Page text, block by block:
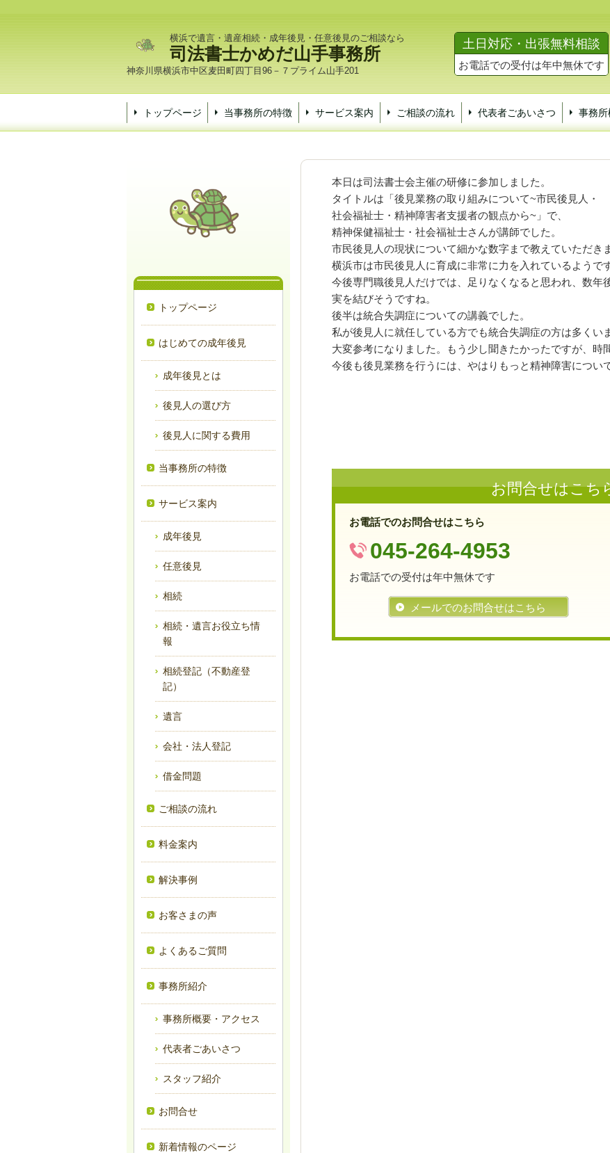
横浜で遺言・遺産相続・成年後見・任意後見のご相談なら
司法書士かめだ山手事務所
神奈川県横浜市中区麦田町四丁目96－７プライム山手201
土日対応・出張無料相談
お電話での受付は年中無休です
トップページ 当事務所の特徴 サービス案内 ご相談の流れ 代表者ごあいさつ 事務所
本日は司法書士会主催の研修に参加しました。
タイトルは「後見業務の取り組みについて~市民後見人・
社会福祉士・精神障害者支援者の観点から~」で、
精神保健福祉士・社会福祉士さんが講師でした。
市民後見人の現状について細かな数字まで教えていただき
横浜市は市民後見人に育成に非常に力を入れているようです
今後専門職後見人だけでは、足りなくなると思われ、数年
実を結びそうですね。
後半は統合失調症についての講義でした。
私が後見人に就任している方でも統合失調症の方は多くい
大変参考になりました。もう少し聞きたかったですが、時
今後も後見業務を行うには、やはりもっと精神障害につい
お問合せはこち
お電話でのお問合せはこちら
045-264-4953
お電話での受付は年中無休です
メールでのお問合せはこちら
トップページ
はじめての成年後見
成年後見とは
後見人の選び方
後見人に関する費用
当事務所の特徴
サービス案内
成年後見
任意後見
相続
相続・遺言お役立ち情
報
相続登記（不動産登
記）
遺言
会社・法人登記
借金問題
ご相談の流れ
料金案内
解決事例
お客さまの声
よくあるご質問
事務所紹介
事務所概要・アクセス
代表者ごあいさつ
スタッフ紹介
お問合せ
新着情報のページ